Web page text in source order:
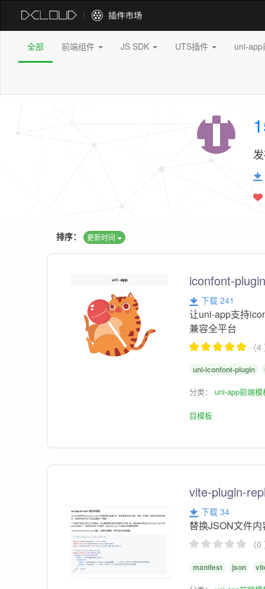
全部 前端组件 JS SDK UTS插件 uni-
排序： 更新时间
iconfont-
下载 241
让uni-app支持
兼容全平台
（
uni-iconfont-plugin
分类：uni-app前端模
目模板
vite-plugin-
下载 34
替换JSON文件
（
manifest json